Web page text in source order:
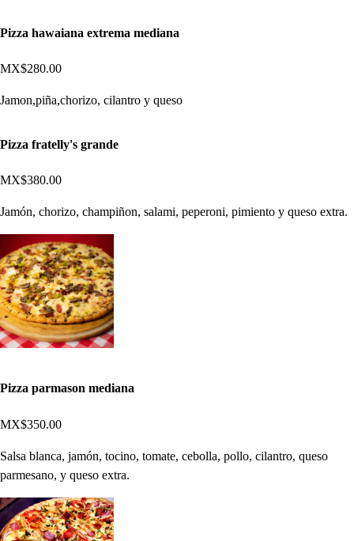
Pizza hawaiana extrema mediana
MX$280.00
Jamon,piña,chorizo, cilantro y queso
Pizza fratelly's grande
MX$380.00
Jamón, chorizo, champiñon, salami, peperoni, pimiento y queso extra.
Pizza parmason mediana
MX$350.00
Salsa blanca, jamón, tocino, tomate, cebolla, pollo, cilantro, queso
parmesano, y queso extra.